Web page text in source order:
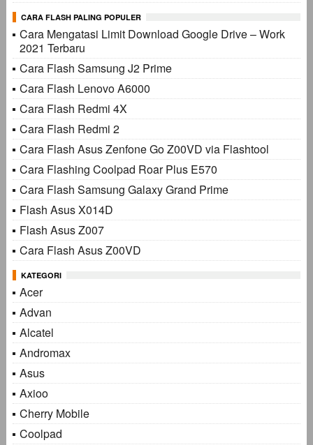
CARA FLASH PALING POPULER
Cara Mengatasi Limit Download Google Drive – Work
2021 Terbaru
Cara Flash Samsung J2 Prime
Cara Flash Lenovo A6000
Cara Flash Redmi 4X
Cara Flash Redmi 2
Cara Flash Asus Zenfone Go Z00VD via Flashtool
Cara Flashing Coolpad Roar Plus E570
Cara Flash Samsung Galaxy Grand Prime
Flash Asus X014D
Flash Asus Z007
Cara Flash Asus Z00VD
KATEGORI
Acer
Advan
Alcatel
Andromax
Asus
Axioo
Cherry Mobile
Coolpad